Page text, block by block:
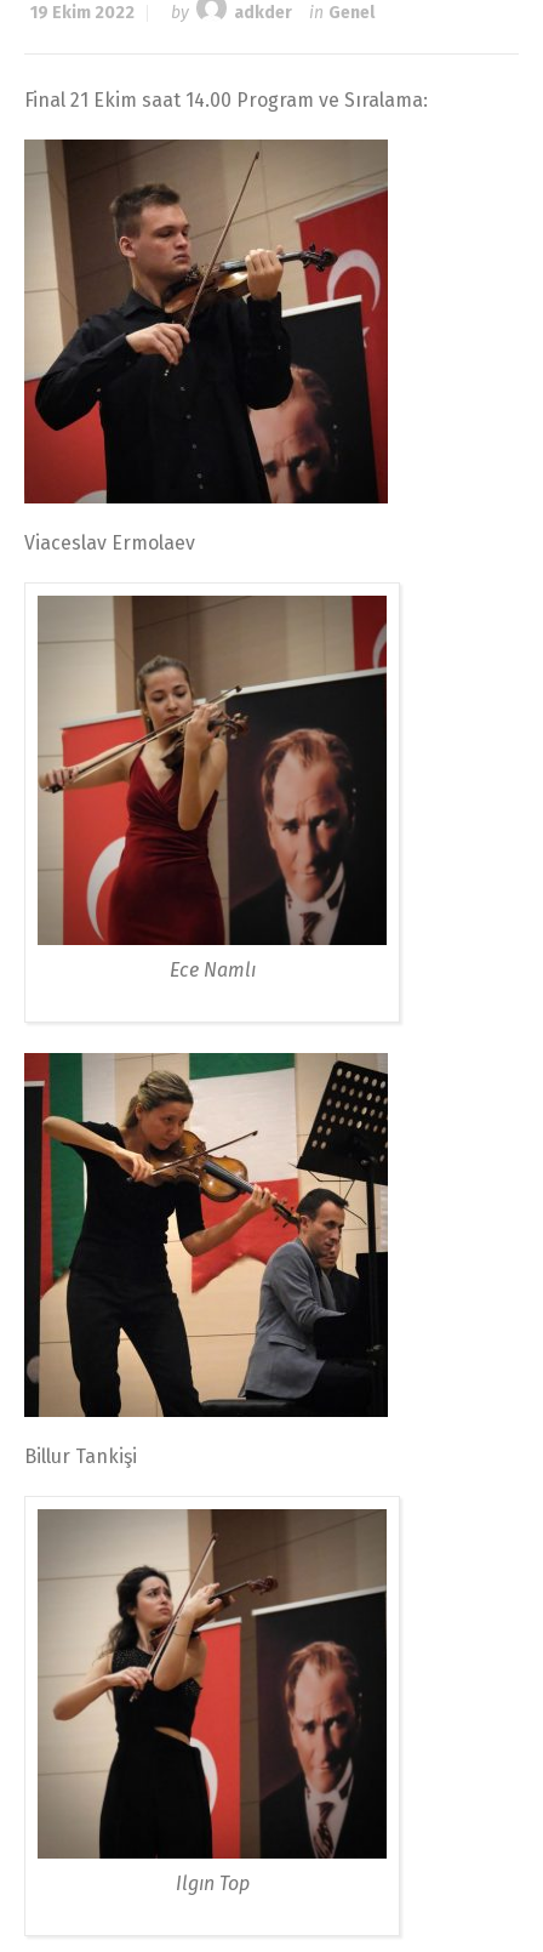
19 Ekim 2022 by adkder in Genel
Final 21 Ekim saat 14.00 Program ve Sıralama:
Viaceslav Ermolaev
Ece Namlı
Billur Tankişi
Ilgın Top